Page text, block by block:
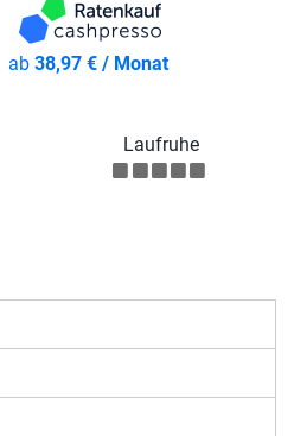
Laufruhe
ab 38,97 € / Monat